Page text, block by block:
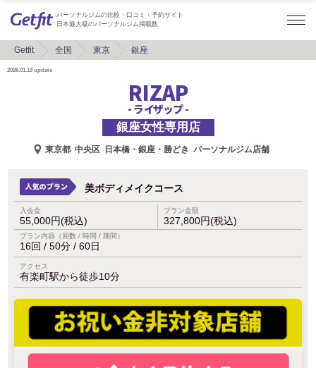
パーソナルジムの比較・口コミ・予約サイト
日本最大級のパーソナルジム掲載数
Getfit 全国 東京 銀座
2026.01.13 update
RIZAP
- ライザップ -
銀座女性専用店
東京都 中央区 日本橋・銀座・勝どき パーソナルジム店舗
美ボディメイクコース
入会金
55,000円(税込)
プラン金額
327,800円(税込)
プラン内容（回数 / 時間 / 期間）
16回 / 50分 / 60日
アクセス
有楽町駅から徒歩10分